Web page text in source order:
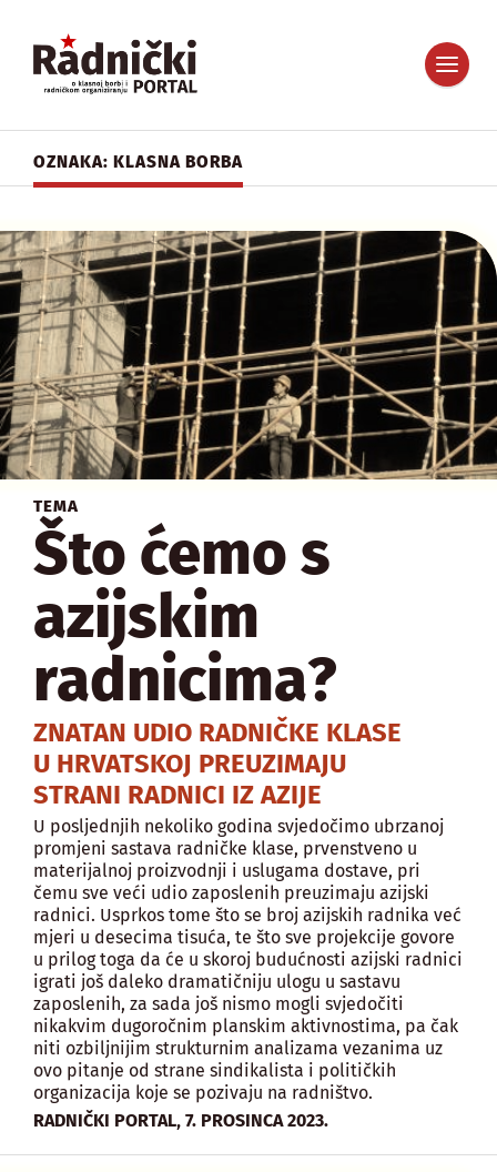
OZNAKA: KLASNA BORBA
TEMA
Što ćemo s
azijskim
radnicima?
ZNATAN UDIO RADNIČKE KLASE
U HRVATSKOJ PREUZIMAJU
STRANI RADNICI IZ AZIJE
U posljednjih nekoliko godina svjedočimo ubrzanoj
promjeni sastava radničke klase, prvenstveno u
materijalnoj proizvodnji i uslugama dostave, pri
čemu sve veći udio zaposlenih preuzimaju azijski
radnici. Usprkos tome što se broj azijskih radnika već
mjeri u desecima tisuća, te što sve projekcije govore
u prilog toga da će u skoroj budućnosti azijski radnici
igrati još daleko dramatičniju ulogu u sastavu
zaposlenih, za sada još nismo mogli svjedočiti
nikakvim dugoročnim planskim aktivnostima, pa čak
niti ozbiljnijim strukturnim analizama vezanima uz
ovo pitanje od strane sindikalista i političkih
organizacija koje se pozivaju na radništvo.
RADNIČKI PORTAL, 7. PROSINCA 2023.